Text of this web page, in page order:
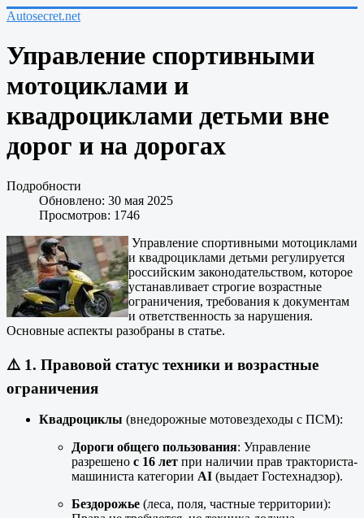
Autosecret.net
Управление спортивными
мотоциклами и
квадроциклами детьми вне
дорог и на дорогах
Подробности
Обновлено: 30 мая 2025
Просмотров: 1746
Управление спортивными мотоциклами
и квадроциклами детьми регулируется
российским законодательством, которое
устанавливает строгие возрастные
ограничения, требования к документам
и ответственность за нарушения.
Основные аспекты разобраны в статье.
⚠️ 1. Правовой статус техники и возрастные
ограничения
Квадроциклы (внедорожные мотовездеходы с ПСМ):
Дороги общего пользования: Управление
разрешено с 16 лет при наличии прав тракториста-
машиниста категории AI (выдает Гостехнадзор).
Бездорожье (леса, поля, частные территории):